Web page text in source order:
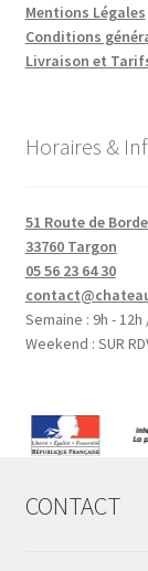
Mentions Légales
Conditions
Livraison et
Horaires &
51 Route de
33760 Targon
05 56 23 64 30
Semaine : 9h - 12h
Weekend : SUR
CONTACT